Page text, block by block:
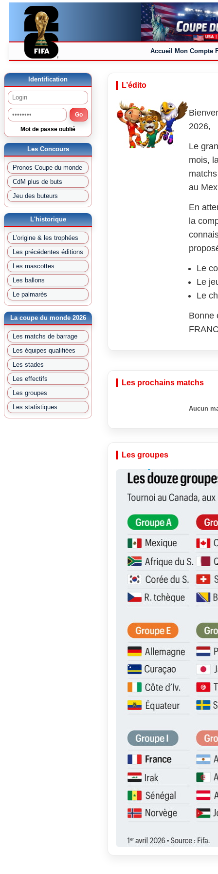
Accueil Mon Compte
Identification
Go
Mot de passe oublié
Les Concours
Pronos Coupe du monde
CdM plus de buts
Jeu des buteurs
L'historique
L'origine & les trophées
Les précédentes éditions
Les mascottes
Les ballons
Le palmarès
La coupe du monde 2026
Les matchs de barrage
Les équipes qualifiées
Les stades
Les effectifs
Les groupes
Les statistiques
L’édito
2026,
Le
mois,
au
En
la
Le
Le
Le
Bonne
Les prochains matchs
Aucun
Les groupes